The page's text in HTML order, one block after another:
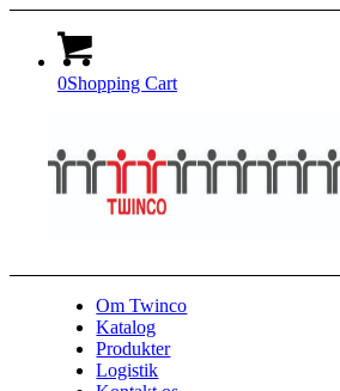
0Shopping Cart
Om Twinco
Katalog
Produkter
Logistik